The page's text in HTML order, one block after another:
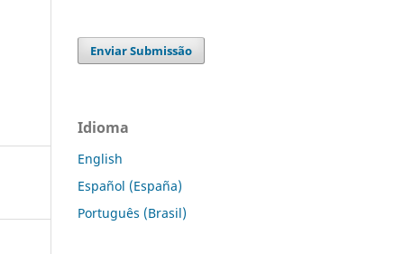
Enviar Submissão
Idioma
English
Español (España)
Português (Brasil)